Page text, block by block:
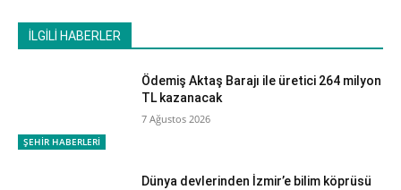
İLGİLİ HABERLER
ŞEHİR HABERLERİ
Ödemiş Aktaş Barajı ile üretici 264 milyon
TL kazanacak
7 Ağustos 2026
Dünya devlerinden İzmir’e bilim köprüsü